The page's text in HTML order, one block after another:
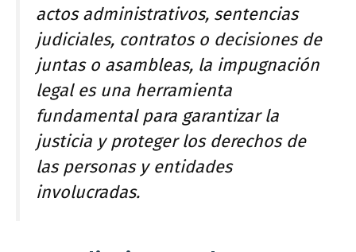
actos administrativos, sentencias
judiciales, contratos o decisiones de
juntas o asambleas, la impugnación
legal es una herramienta
fundamental para garantizar la
justicia y proteger los derechos de
las personas y entidades
involucradas.